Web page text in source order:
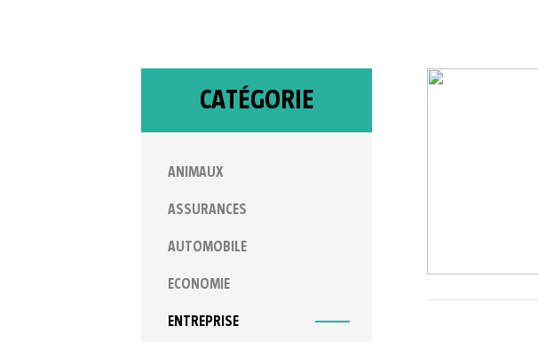
CATÉGORIE
ANIMAUX
ASSURANCES
AUTOMOBILE
ECONOMIE
ENTREPRISE